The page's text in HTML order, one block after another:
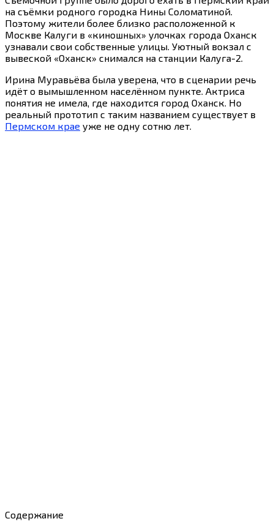
на съёмки родного городка Нины Соломатиной.
Поэтому жители более близко расположенной к
Москве Калуги в «киношных» улочках города Оханск
узнавали свои собственные улицы. Уютный вокзал с
вывеской «Оханск» снимался на станции Калуга-2.
Ирина Муравьёва была уверена, что в сценарии речь
идёт о вымышленном населённом пункте. Актриса
понятия не имела, где находится город Оханск. Но
реальный прототип с таким названием существует в
Пермском крае уже не одну сотню лет.
Содержание